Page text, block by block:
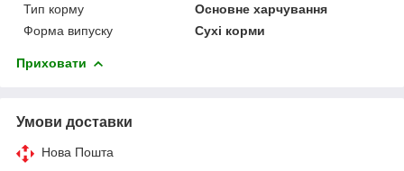
Тип корму
Основне харчування
Форма випуску
Сухі корми
Приховати
Умови доставки
Нова Пошта